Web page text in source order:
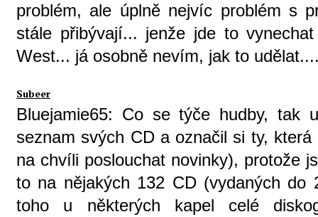
problém, ale úplně nejvíc problém s
stále přibývají... jenže jde to
West... já osobně nevím, jak to
Subeer
Bluejamie65: Co se týče hudby, tak
seznam svých CD a označil si ty,
na chvíli poslouchat novinky), protože
to na nějakých 132 CD (vydaných
toho u některých kapel celé